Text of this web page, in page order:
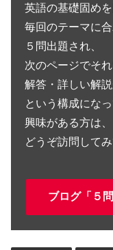
英語の基礎固めを
毎回のテーマに
５問出題され、
次のページでそ
解答・詳しい解説
という構成になっ
興味がある方は、
どうぞ訪問してみ
ブログ「５